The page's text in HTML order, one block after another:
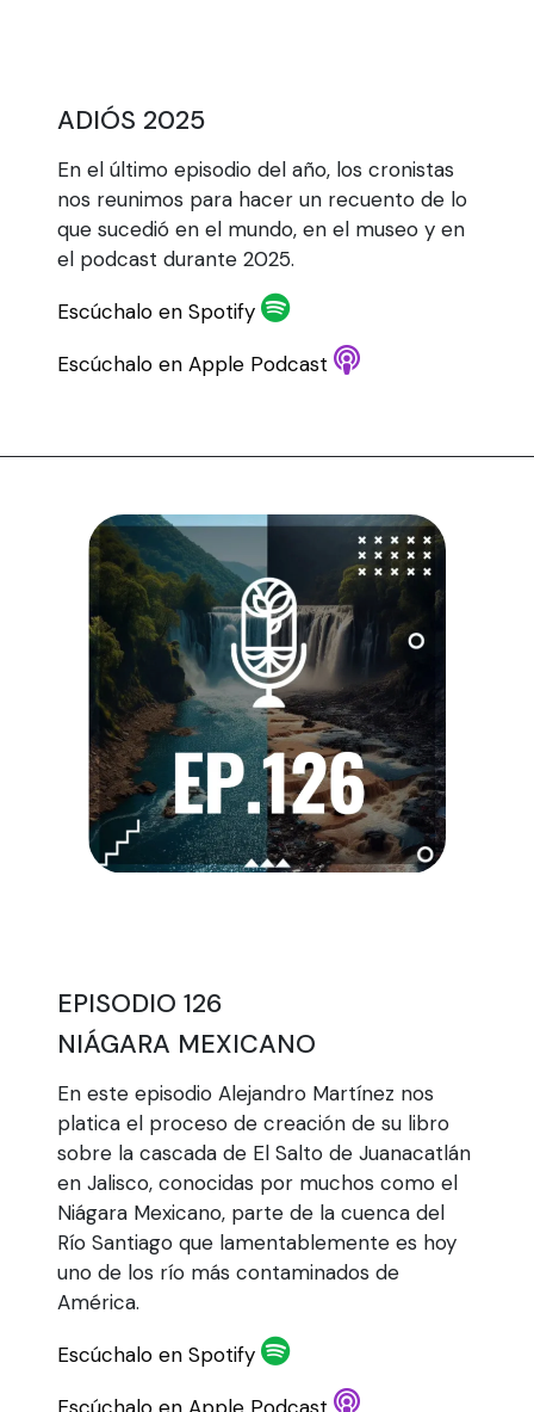
ADIÓS 2025
En el último episodio del año, los cronistas
nos reunimos para hacer un recuento de lo
que sucedió en el mundo, en el museo y en
el podcast durante 2025.
Escúchalo en Spotify
Escúchalo en Apple Podcast
EPISODIO 126
NIÁGARA MEXICANO
En este episodio Alejandro Martínez nos
platica el proceso de creación de su libro
sobre la cascada de El Salto de Juanacatlán
en Jalisco, conocidas por muchos como el
Niágara Mexicano, parte de la cuenca del
Río Santiago que lamentablemente es hoy
uno de los río más contaminados de
América.
Escúchalo en Spotify
Escúchalo en Apple Podcast